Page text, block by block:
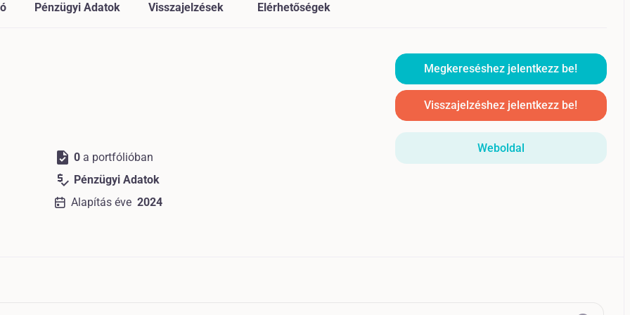
Pénzügyi Adatok Visszajelzések Elérhetőségek
task 0 a portfólióban
price_check Pénzügyi Adatok
Alapítás éve 2024
Megkereséshez jelentkezz be!
Visszajelzéshez jelentkezz be!
Weboldal